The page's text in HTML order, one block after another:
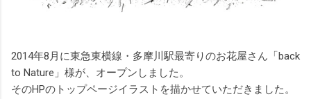
2014年8月に東急東横線・多摩川駅最寄りのお花屋さん「back
to Nature」様が、オープンしました。
そのHPのトップページイラストを描かせていただきました。